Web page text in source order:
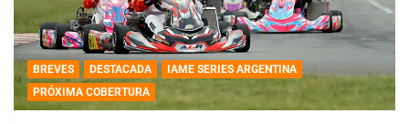
BREVES DESTACADA
IAME SERIES ARGENTINA
PRÓXIMA COBERTURA